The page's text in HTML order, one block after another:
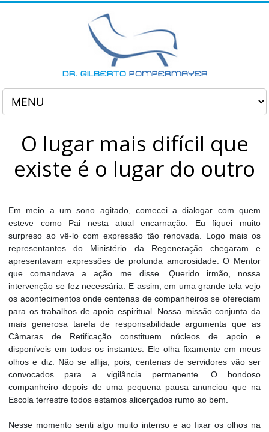
O lugar mais difícil que
existe é o lugar do outro
Em meio a um sono agitado, comecei a dialogar com quem
esteve como Pai nesta atual encarnação. Eu fiquei muito
surpreso ao vê-lo com expressão tão renovada. Logo mais os
representantes do Ministério da Regeneração chegaram e
apresentavam expressões de profunda amorosidade. O Mentor
que comandava a ação me disse. Querido irmão, nossa
intervenção se fez necessária. E assim, em uma grande tela vejo
os acontecimentos onde centenas de companheiros se ofereciam
para os trabalhos de apoio espiritual. Nossa missão conjunta da
mais generosa tarefa de responsabilidade argumenta que as
Câmaras de Retificação constituem núcleos de apoio e
disponíveis em todos os instantes. Ele olha fixamente em meus
olhos e diz. Não se aflija, pois, centenas de servidores vão ser
convocados para a vigilância permanente. O bondoso
companheiro depois de uma pequena pausa anunciou que na
Escola terrestre todos estamos alicerçados rumo ao bem.
Nesse momento senti algo muito intenso e ao fixar os olhos na